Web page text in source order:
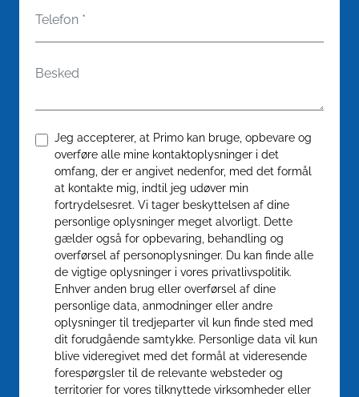
Telefon *
Besked
Jeg accepterer, at Primo kan bruge, opbevare og
overføre alle mine kontaktoplysninger i det
omfang, der er angivet nedenfor, med det formål
at kontakte mig, indtil jeg udøver min
fortrydelsesret. Vi tager beskyttelsen af dine
personlige oplysninger meget alvorligt. Dette
gælder også for opbevaring, behandling og
overførsel af personoplysninger. Du kan finde alle
de vigtige oplysninger i vores privatlivspolitik.
Enhver anden brug eller overførsel af dine
personlige data, anmodninger eller andre
oplysninger til tredjeparter vil kun finde sted med
dit forudgående samtykke. Personlige data vil kun
blive videregivet med det formål at videresende
forespørgsler til de relevante websteder og
territorier for vores tilknyttede virksomheder eller
Datapolitik*